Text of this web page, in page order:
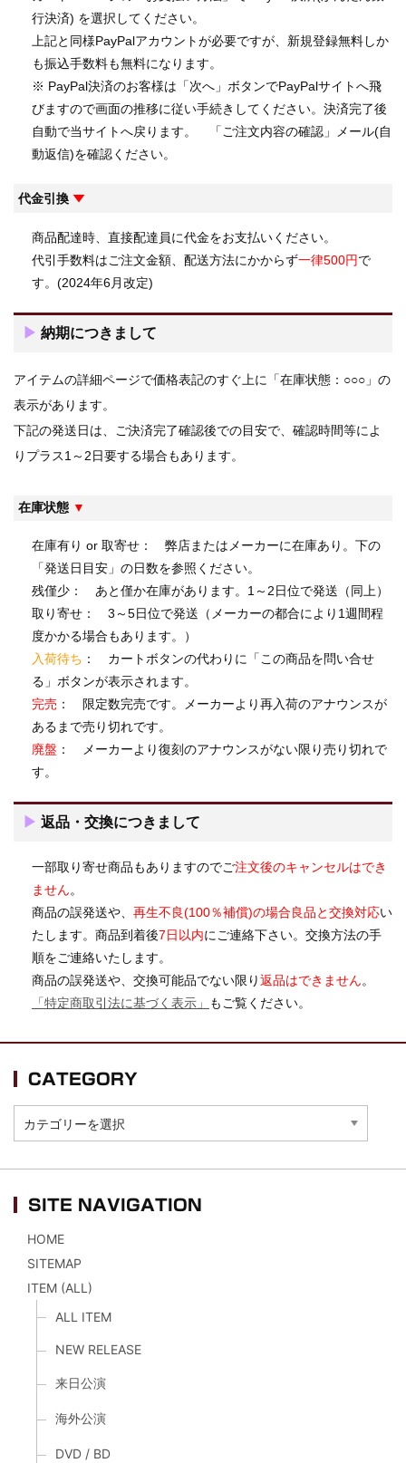
行決済) を選択してください。
上記と同様PayPalアカウントが必要ですが、新規登録無料しか
も振込手数料も無料になります。
※ PayPal決済のお客様は「次へ」ボタンでPayPalサイトへ飛
びますので画面の推移に従い手続きしてください。決済完了後
自動で当サイトへ戻ります。 「ご注文内容の確認」メール(自
動返信)を確認ください。
代金引換 ▼
商品配達時、直接配達員に代金をお支払いください。
代引手数料はご注文金額、配送方法にかからず一律500円で
す。(2024年6月改定)
▶ 納期につきまして
アイテムの詳細ページで価格表記のすぐ上に「在庫状態：○○○」の
表示があります。
下記の発送日は、ご決済完了確認後での目安で、確認時間等によ
りプラス1～2日要する場合もあります。
在庫状態 ▼
在庫有り or 取寄せ： 弊店またはメーカーに在庫あり。下の
「発送日目安」の日数を参照ください。
残僅少： あと僅か在庫があります。1～2日位で発送（同上）
取り寄せ： 3～5日位で発送（メーカーの都合により1週間程
度かかる場合もあります。）
入荷待ち ： カートボタンの代わりに「この商品を問い合せ
る」ボタンが表示されます。
完売 ： 限定数完売です。メーカーより再入荷のアナウンスが
あるまで売り切れです。
廃盤 ： メーカーより復刻のアナウンスがない限り売り切れで
す。
▶ 返品・交換につきまして
一部取り寄せ商品もありますのでご注文後のキャンセルはでき
ません。
商品の誤発送や、 再生不良(100％補償)の場合良品と交換対応い
たします。商品到着後7日以内にご連絡下さい。交換方法の手
順をご連絡いたします。
商品の誤発送や、交換可能品でない限り返品はできません。
「特定商取引法に基づく表示」
もご覧ください。
CATEGORY
SITE NAVIGATION
HOME
SITEMAP
ITEM (ALL)
ALL ITEM
NEW RELEASE
来日公演
海外公演
DVD / BD